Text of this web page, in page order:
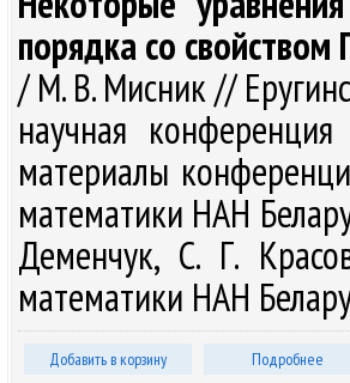
порядка со свойством
/ М. В. Мисник //
научная
материалы
математики НАН
Деменчук, С. Г.
математики НАН
Добавить в корзину Подробнее